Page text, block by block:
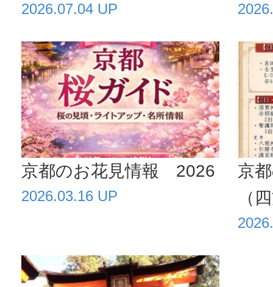
2026.07.04 UP
京都のお花見情報 2026
2026.03.16 UP
京
（